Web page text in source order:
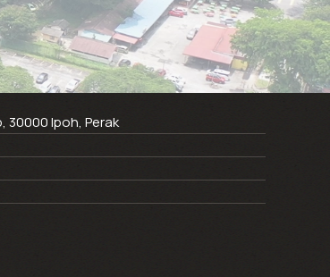
30000 Ipoh, Perak